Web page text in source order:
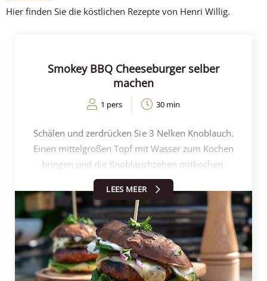
Hier finden Sie die köstlichen Rezepte von Henri Willig.
Smokey BBQ Cheeseburger selber
machen
1 pers 30 min
Schälen und zerdrücken Sie 3 Nelken Knoblauch.
Einen mittelgroßen Topf mit Wasser zum Kochen
bringen und die Knoblauchzehen mitkochen.
Schneiden Sie die Süßkartoffel der Länge nach in
4 gleichmäßige Scheiben schneiden. Die
Süßkartoffelscheiben fünf Minuten lang al dente
kochen und mit kaltem Wasser abspülen. Den Käse,
die rote Zwiebel, die Gurke und die Gewürzgurke
würfeln. Die Süßkartoffel auf einer Seite auf dem
Grill oder in einer Pfanne grillen. Den Burger
LEES MEER